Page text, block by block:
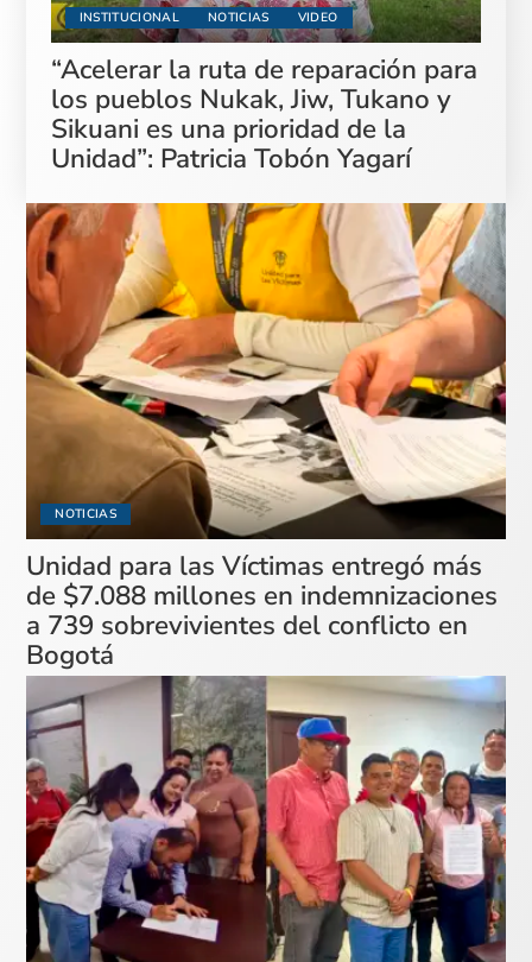
INSTITUCIONAL NOTICIAS VIDEO
“Acelerar la ruta de reparación para
los pueblos Nukak, Jiw, Tukano y
Sikuani es una prioridad de la
Unidad”: Patricia Tobón Yagarí
NOTICIAS
Unidad para las Víctimas entregó más
de $7.088 millones en indemnizaciones
a 739 sobrevivientes del conflicto en
Bogotá